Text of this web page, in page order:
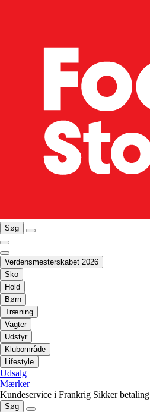
Søg
Verdensmesterskabet 2026
Sko
Hold
Børn
Træning
Vagter
Udstyr
Klubområde
Lifestyle
Udsalg
Mærker
Kundeservice i Frankrig Sikker betaling
Søg